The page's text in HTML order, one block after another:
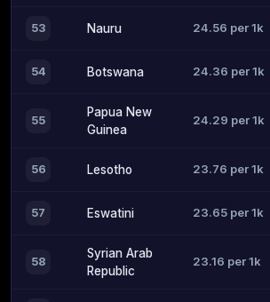
53 Nauru 24.56 per 1k
54 Botswana 24.36 per 1k
55
Papua New
Guinea
24.29 per 1k
56 Lesotho 23.76 per 1k
57 Eswatini 23.65 per 1k
58
Syrian Arab
Republic
23.16 per 1k